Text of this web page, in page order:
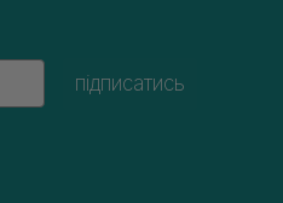
підписатись